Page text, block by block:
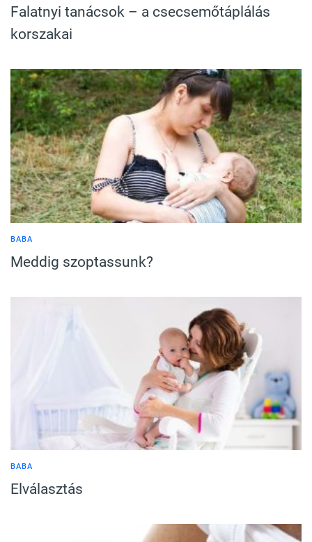
Falatnyi tanácsok – a csecsemőtáplálás
korszakai
BABA
Meddig szoptassunk?
BABA
Elválasztás